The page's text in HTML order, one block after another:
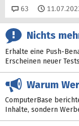
63 Kommentare
Nichts
Erhalte eine Push-
Erscheinen neuer
Warum
ComputerBase
Inhalte, sondern